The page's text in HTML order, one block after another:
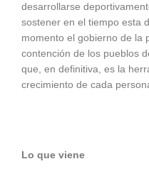
desarrollarse
sostener en el tiempo esta
momento el gobierno de la
contención de los pueblos
que, en definitiva, es la
crecimiento de cada
Lo que viene